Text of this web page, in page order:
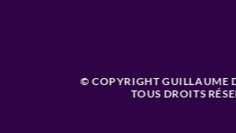
© COPYRIGHT GUILLAUME
TOUS DROITS